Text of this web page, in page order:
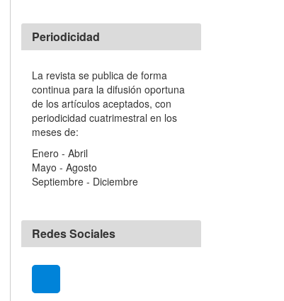
Periodicidad
La revista se publica de forma
continua para la difusión oportuna
de los artículos aceptados, con
periodicidad cuatrimestral en los
meses de:
Enero - Abril
Mayo - Agosto
Septiembre - Diciembre
Redes Sociales